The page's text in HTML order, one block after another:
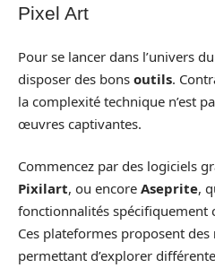
Pixel Art
Pour se lancer dans l’univers du
disposer des bons outils.
la complexité technique n’est
œuvres captivantes.
Commencez par des logiciels
Pixilart, ou encore Aseprite,
fonctionnalités spécifiquement
Ces plateformes proposent des
permettant d’explorer